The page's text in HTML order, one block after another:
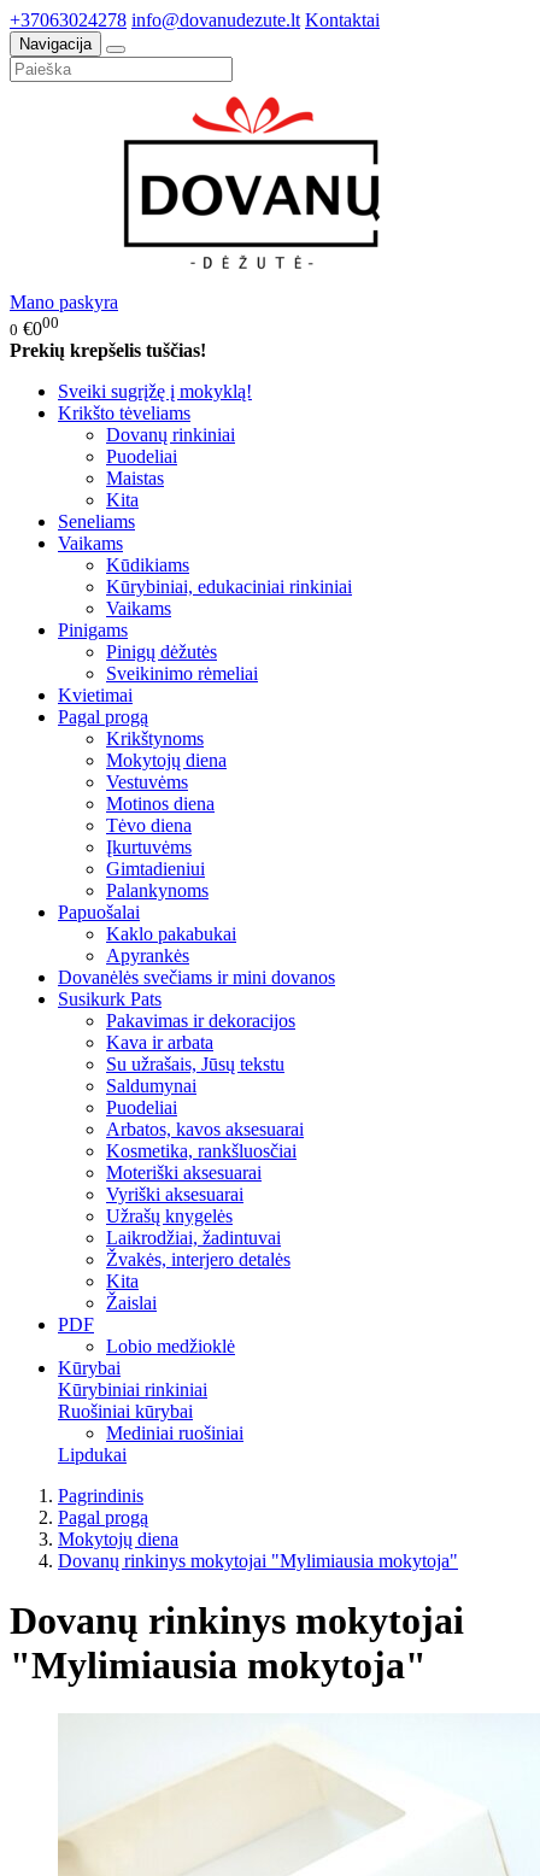
+37063024278 info@dovanudezute.lt Kontaktai
Navigacija
Mano paskyra
0 €000
Prekių krepšelis tuščias!
Sveiki sugrįžę į mokyklą!
Krikšto tėveliams
Dovanų rinkiniai
Puodeliai
Maistas
Kita
Seneliams
Vaikams
Kūdikiams
Kūrybiniai, edukaciniai rinkiniai
Vaikams
Pinigams
Pinigų dėžutės
Sveikinimo rėmeliai
Kvietimai
Pagal progą
Krikštynoms
Mokytojų diena
Vestuvėms
Motinos diena
Tėvo diena
Įkurtuvėms
Gimtadieniui
Palankynoms
Papuošalai
Kaklo pakabukai
Apyrankės
Dovanėlės svečiams ir mini dovanos
Susikurk Pats
Pakavimas ir dekoracijos
Kava ir arbata
Su užrašais, Jūsų tekstu
Saldumynai
Puodeliai
Arbatos, kavos aksesuarai
Kosmetika, rankšluosčiai
Moteriški aksesuarai
Vyriški aksesuarai
Užrašų knygelės
Laikrodžiai, žadintuvai
Žvakės, interjero detalės
Kita
Žaislai
PDF
Lobio medžioklė
Kūrybai
Kūrybiniai rinkiniai
Ruošiniai kūrybai
Mediniai ruošiniai
Lipdukai
Pagrindinis
Pagal progą
Mokytojų diena
Dovanų rinkinys mokytojai "Mylimiausia mokytoja"
Dovanų rinkinys mokytojai
"Mylimiausia mokytoja"